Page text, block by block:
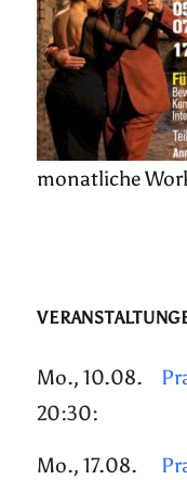
monatliche
Mo., 10.08.
20:30:
Mo., 17.08.